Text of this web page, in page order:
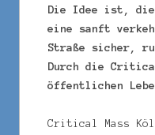
Die Idee ist, die
eine sanft
Straße sicher,
Durch die
öffentlichen
Critical Mass